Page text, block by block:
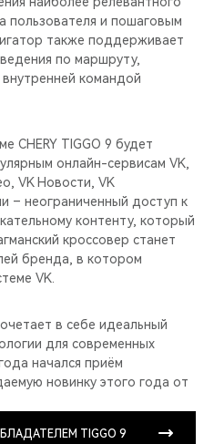
пользователя и пошаговым
также поддерживает
по маршруту,
командой
CHERY TIGGO 9 будет
онлайн-сервисам VK,
VK Новости, VK
– неограниченный доступ к
контенту, который
кроссовер станет
бренда, в котором
VK.
в себе идеальный
для современных
начался приём
новинку этого года от
TIGGO 9